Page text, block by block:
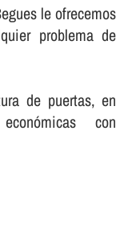
le ofrecemos
problema de
de puertas, en
con